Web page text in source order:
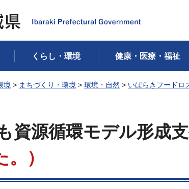
くらし・環境 健康・医療・福祉
境 > まちづくり・環境 > 環境・自然 > いばらきフードロ
資源循環モデル形成
）